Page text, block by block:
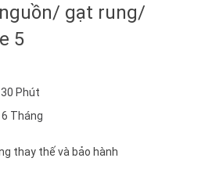
gạt rung/
5
Phút
Tháng
thay thế và bảo hành